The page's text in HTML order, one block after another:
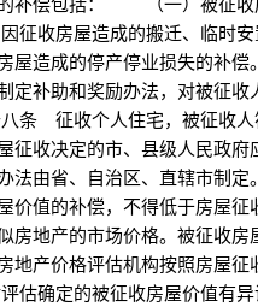
收房屋造成的搬迁、临时安
造成的停产停业损失的补
定补助和奖励办法，对被征收
征收个人住宅，被征收人
征收决定的市、县级人民政府
办法由省、自治区、直辖市
值的补偿，不得低于房屋征
房地产的市场价格。被征收房
地产价格评估机构按照房屋征
确定的被征收房屋价值有异